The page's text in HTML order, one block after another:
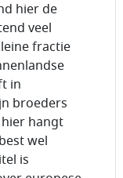
hier de
veel
fractie
in
broeders
hangt
wel
is